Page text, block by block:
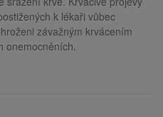
k lékaři vůbec
závažným krvácením
onemocněních.